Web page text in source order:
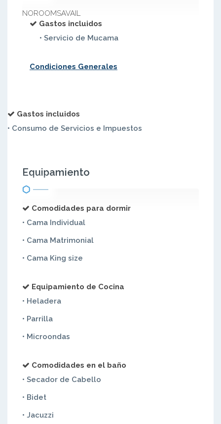
NOROOMSAVAIL
Gastos incluidos
• Servicio de Mucama
Condiciones Generales
Gastos incluidos
• Consumo de Servicios e Impuestos
Equipamiento
Comodidades para dormir
• Cama Individual
• Cama Matrimonial
• Cama King size
Equipamiento de Cocina
• Heladera
• Parrilla
• Microondas
Comodidades en el baño
• Secador de Cabello
• Bidet
• Jacuzzi